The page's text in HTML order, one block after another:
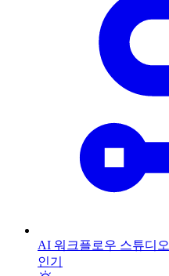
AI 워크플로우 스튜디오
인기